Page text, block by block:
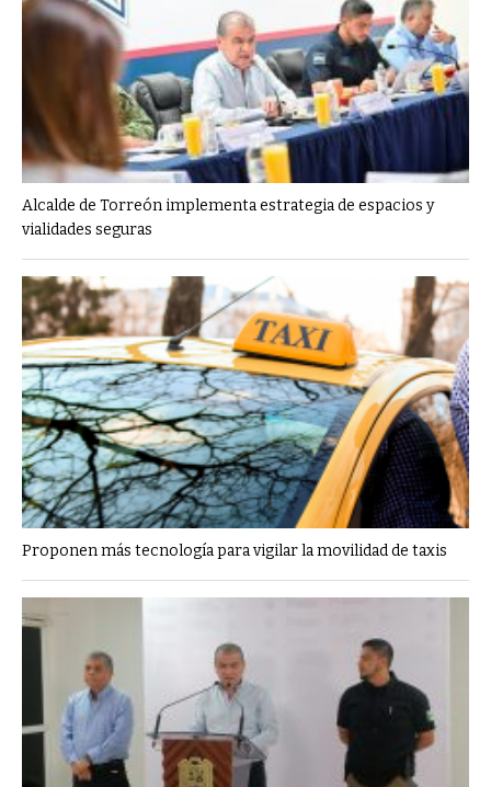
Alcalde de Torreón implementa estrategia de espacios y
vialidades seguras
Proponen más tecnología para vigilar la movilidad de taxis